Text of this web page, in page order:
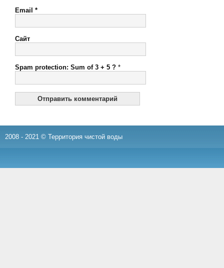
Email *
Сайт
Spam protection: Sum of 3 + 5 ? *
2008 - 2021 © Территория чистой воды